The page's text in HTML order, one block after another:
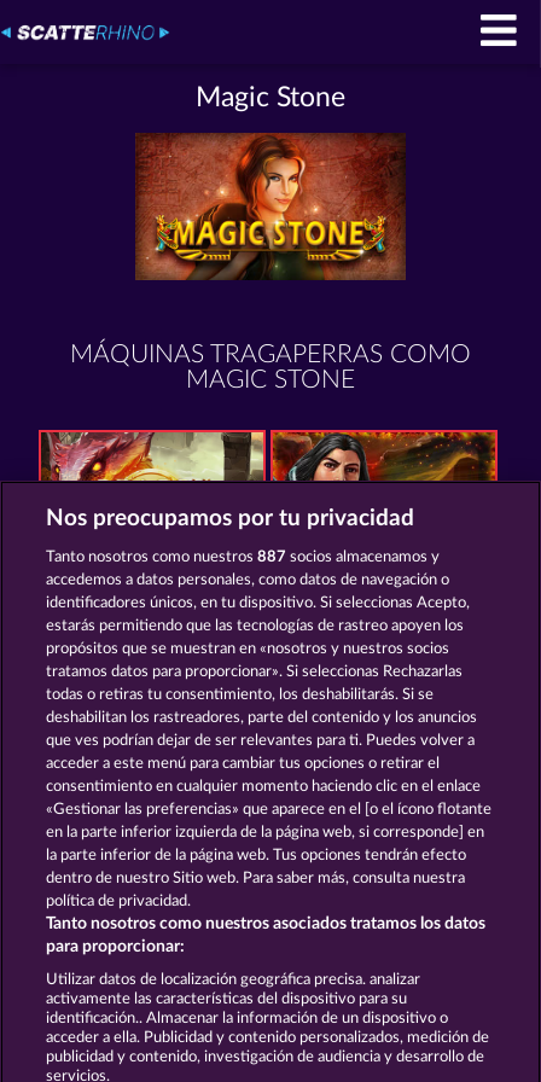
Magic Stone
MÁQUINAS TRAGAPERRAS COMO
MAGIC STONE
Dragonheart The Nibelung Legends Mighty Dragon
Crystal Ball Phantoms Mirror
Términos y condiciones
Declaración de privacidad
Enviar solicitud de desistimiento
Nos preocupamos por tu privacidad
Tanto nosotros como nuestros887 socios almacenamos y
accedemos a datos personales, como datos de navegación o
identificadores únicos, en tu dispositivo. Si seleccionas Acepto,
estarás permitiendo que las tecnologías de rastreo apoyen los
propósitos que se muestran en «nosotros y nuestros socios
tratamos datos para proporcionar». Si seleccionas Rechazarlas
todas o retiras tu consentimiento, los deshabilitarás. Si se
deshabilitan los rastreadores, parte del contenido y los anuncios
que ves podrían dejar de ser relevantes para ti. Puedes volver a
acceder a este menú para cambiar tus opciones o retirar el
consentimiento en cualquier momento haciendo clic en el enlace
«Gestionar las preferencias» que aparece en el [o el ícono flotante
en la parte inferior izquierda de la página web, si corresponde] en
la parte inferior de la página web. Tus opciones tendrán efecto
dentro de nuestro Sitio web. Para saber más, consulta nuestra
política de privacidad.
Tanto nosotros como nuestros asociados tratamos los datos
para proporcionar:
Utilizar datos de localización geográfica precisa. analizar
activamente las características del dispositivo para su
identificación.. Almacenar la información de un dispositivo o
acceder a ella. Publicidad y contenido personalizados, medición de
publicidad y contenido, investigación de audiencia y desarrollo de
servicios.